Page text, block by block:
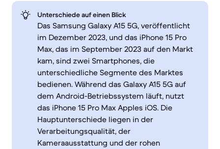
Unterschiede auf einen Blick
Das Samsung Galaxy A15 5G, veröffentlicht
im Dezember 2023, und das iPhone 15 Pro
Max, das im September 2023 auf den Markt
kam, sind zwei Smartphones, die
unterschiedliche Segmente des Marktes
bedienen. Während das Galaxy A15 5G auf
dem Android-Betriebssystem läuft, nutzt
das iPhone 15 Pro Max Apples iOS. Die
Hauptunterschiede liegen in der
Verarbeitungsqualität, der
Kameraausstattung und der rohen